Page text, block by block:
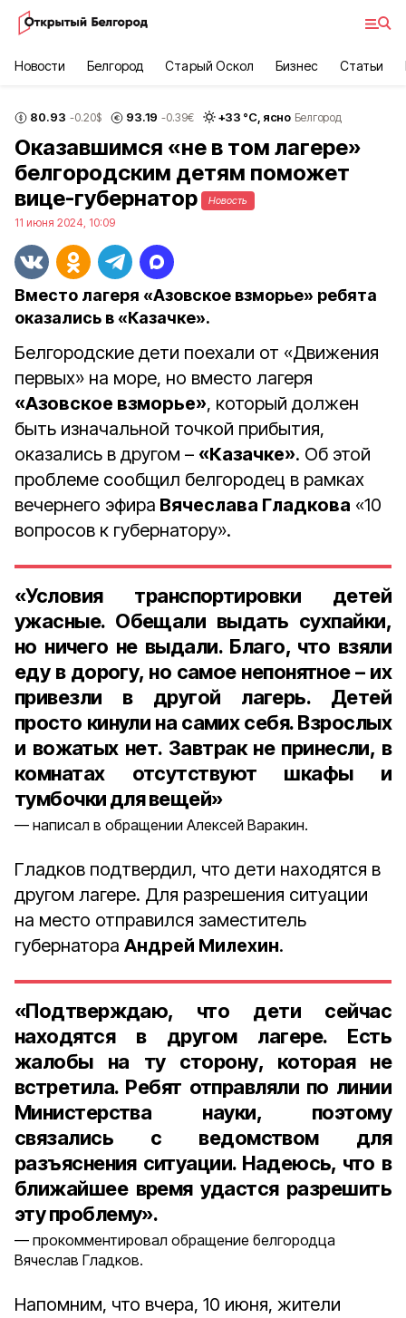
Новости Белгород Старый Оскол Бизнес Статьи
80.93 -0.20$ 93.19 -0.39€ +33 °С, ясно Белгород
Оказавшимся «не в том лагере»
белгородским детям поможет
вице-губернатор
Новость
11 июня 2024, 10:09
Вместо лагеря «Азовское взморье» ребята
оказались в «Казачке».
Белгородские дети поехали от «Движения
первых» на море, но вместо лагеря
«Азовское взморье», который должен
быть изначальной точкой прибытия,
оказались в другом – «Казачке». Об этой
проблеме сообщил белгородец в рамках
вечернего эфира Вячеслава Гладкова «10
вопросов к губернатору».
«Условия транспортировки детей
ужасные. Обещали выдать сухпайки,
но ничего не выдали. Благо, что взяли
еду в дорогу, но самое непонятное – их
привезли в другой лагерь. Детей
просто кинули на самих себя. Взрослых
и вожатых нет. Завтрак не принесли, в
комнатах отсутствуют шкафы и
тумбочки для вещей»
написал в обращении Алексей Варакин.
Гладков подтвердил, что дети находятся в
другом лагере. Для разрешения ситуации
на место отправился заместитель
губернатора Андрей Милехин.
«Подтверждаю, что дети сейчас
находятся в другом лагере. Есть
жалобы на ту сторону, которая не
встретила. Ребят отправляли по линии
Министерства науки, поэтому
связались с ведомством для
разъяснения ситуации. Надеюсь, что в
ближайшее время удастся разрешить
эту проблему».
прокомментировал обращение белгородца
Вячеслав Гладков.
Напомним, что вчера, 10 июня, жители